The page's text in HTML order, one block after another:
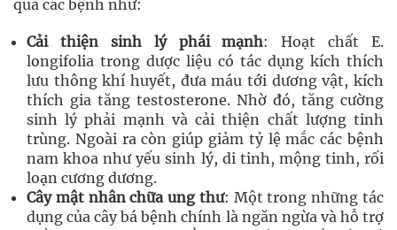
quả các bệnh như:
Cải thiện sinh lý phái mạnh: Hoạt chất E.
longifolia trong dược liệu có tác dụng kích thích
lưu thông khí huyết, đưa máu tới dương vật, kích
thích gia tăng testosterone. Nhờ đó, tăng cường
sinh lý phải mạnh và cải thiện chất lượng tinh
trùng. Ngoài ra còn giúp giảm tỷ lệ mắc các bệnh
nam khoa như yếu sinh lý, di tinh, mộng tinh, rối
loạn cương dương.
Cây mật nhân chữa ung thư: Một trong những tác
dụng của cây bá bệnh chính là ngăn ngừa và hỗ trợ